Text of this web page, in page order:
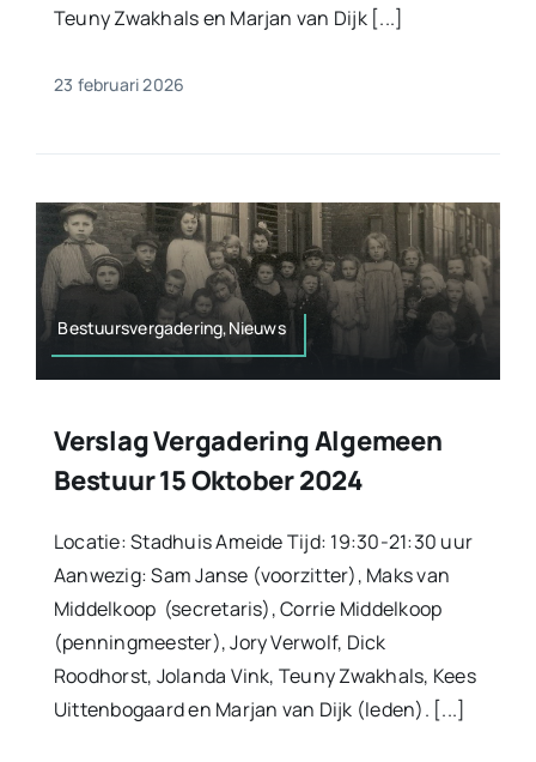
Teuny Zwakhals en Marjan van Dijk [...]
23 februari 2026
Bestuursvergadering,Nieuws
Verslag Vergadering Algemeen
Bestuur 15 Oktober 2024
Locatie: Stadhuis Ameide Tijd: 19:30-21:30 uur
Aanwezig: Sam Janse (voorzitter), Maks van
Middelkoop (secretaris), Corrie Middelkoop
(penningmeester), Jory Verwolf, Dick
Roodhorst, Jolanda Vink, Teuny Zwakhals, Kees
Uittenbogaard en Marjan van Dijk (leden). [...]